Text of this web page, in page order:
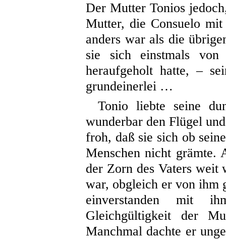
Der Mutter Tonios
Mutter, die Consuelo
anders war als die
sie sich einstmals
heraufgeholt hatte, –
grundeinerlei …
Tonio liebte seine
wunderbar den Flügel
froh, daß sie sich ob
Menschen nicht grämte.
der Zorn des Vaters weit
war, obgleich er von ihm
einverstanden mit
Gleichgültigkeit der
Manchmal dachte er